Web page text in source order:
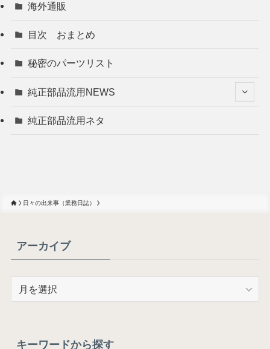
海外通販
目次 おまとめ
秘密のパーツリスト
純正部品流用NEWS
純正部品流用ネタ
日々の出来事（業務日誌）
アーカイブ
ブキーワードから探す